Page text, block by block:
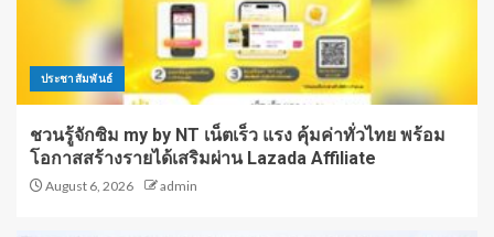
ประชาสัมพันธ์
ชวนรู้จักซิม my by NT เน็ตเร็ว แรง คุ้มค่าทั่วไทย พร้อม
โอกาสสร้างรายได้เสริมผ่าน Lazada Affiliate
August 6, 2026 admin